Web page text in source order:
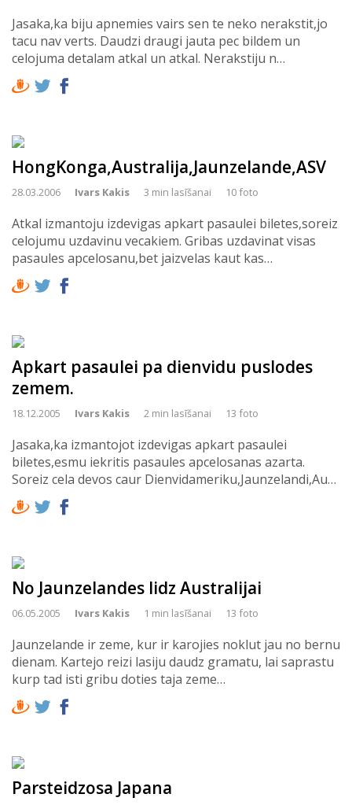
Jasaka,ka biju apnemies vairs sen te neko nerakstit,jo
tacu nav verts. Daudzi draugi jauta pec bildem un
celojuma detalam atkal un atkal. Nerakstiju n…
HongKonga,Australija,Jaunzelande,ASV
28.03.2006 Ivars Kakis 3 min lasīšanai 10 foto
Atkal izmantoju izdevigas apkart pasaulei biletes,soreiz
celojumu uzdavinu vecakiem. Gribas uzdavinat visas
pasaules apcelosanu,bet jaizvelas kaut kas…
Apkart pasaulei pa dienvidu puslodes
zemem.
18.12.2005 Ivars Kakis 2 min lasīšanai 13 foto
Jasaka,ka izmantojot izdevigas apkart pasaulei
biletes,esmu iekritis pasaules apcelosanas azarta.
Soreiz cela devos caur Dienvidameriku,Jaunzelandi,Au…
No Jaunzelandes lidz Australijai
06.05.2005 Ivars Kakis 1 min lasīšanai 13 foto
Jaunzelande ir zeme, kur ir karojies noklut jau no bernu
dienam. Kartejo reizi lasiju daudz gramatu, lai saprastu
kurp tad isti gribu doties taja zeme…
Parsteidzosa Japana